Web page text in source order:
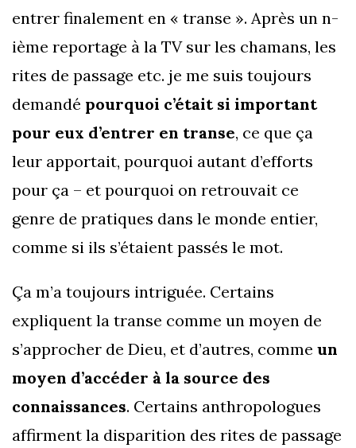
entrer finalement en « transe ». Après un n-
ième reportage à la TV sur les chamans, les
rites de passage etc. je me suis toujours
demandé pourquoi c’était si important
pour eux d’entrer en transe, ce que ça
leur apportait, pourquoi autant d’efforts
pour ça – et pourquoi on retrouvait ce
genre de pratiques dans le monde entier,
comme si ils s’étaient passés le mot.
Ça m’a toujours intriguée. Certains
expliquent la transe comme un moyen de
s’approcher de Dieu, et d’autres, comme un
moyen d’accéder à la source des
connaissances. Certains anthropologues
affirment la disparition des rites de passage